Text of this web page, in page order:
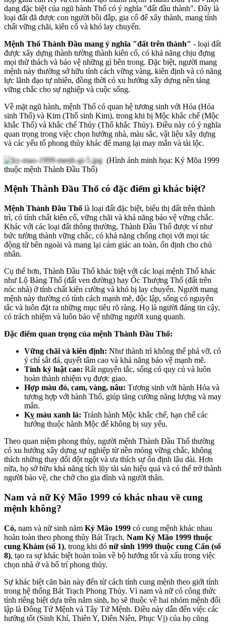
dạng đặc biệt của ngũ hành Thổ có ý nghĩa "đất đầu thành". Đây là
loại đất đã được con người bồi đắp, gia cố để xây thành, mang tính
chất vững chãi, kiên cố và khó lay chuyển.
Mệnh Thổ Thành Đầu mang ý nghĩa "đất trên thành" - loại đất
được xây dựng thành tường thành kiên cố, có khả năng chịu đựng
mọi thử thách và bảo vệ những gì bên trong. Đặc biệt, người mang
mệnh này thường sở hữu tính cách vững vàng, kiên định và có năng
lực lãnh đạo tự nhiên, đồng thời có xu hướng xây dựng nền tảng
vững chắc cho sự nghiệp và cuộc sống.
Về mặt ngũ hành, mệnh Thổ có quan hệ tương sinh với Hỏa (Hỏa
sinh Thổ) và Kim (Thổ sinh Kim), trong khi bị Mộc khắc chế (Mộc
khắc Thổ) và khắc chế Thủy (Thổ khắc Thủy). Điều này có ý nghĩa
quan trọng trong việc chọn hướng nhà, màu sắc, vật liệu xây dựng
và các yếu tố phong thủy khác để mang lại may mắn và tài lộc.
(Hình ảnh minh họa: Kỷ Mõa 1999
thuộc mệnh Thành Đầu Thổ)
Mệnh Thành Đầu Thổ có đặc điểm gì khác biệt?
Mệnh Thành Đầu Thổ là loại đất đặc biệt, biểu thị đất trên thành
trì, có tính chất kiên cố, vững chãi và khả năng bảo vệ vững chắc.
Khác với các loại đất thông thường, Thành Đầu Thổ được ví như
bức tường thành vững chắc, có khả năng chống chọi với mọi tác
động từ bên ngoài và mang lại cảm giác an toàn, ổn định cho chủ
nhân.
Cụ thể hơn, Thành Đầu Thổ khác biệt với các loại mệnh Thổ khác
như Lộ Bàng Thổ (đất ven đường) hay Ốc Thượng Thổ (đất trên
nóc nhà) ở tính chất kiên cường và khó bị lay chuyển. Người mang
mệnh này thường có tính cách mạnh mẽ, độc lập, sống có nguyên
tắc và luôn đặt ra những mục tiêu rõ ràng. Họ là người đáng tin cậy,
có trách nhiệm và luôn bảo vệ những người xung quanh.
Đặc điểm quan trọng của mệnh Thành Đầu Thổ:
Vững chãi và kiên định: Như thành trì không thể phá vỡ, có
ý chí sắt đá, quyết tâm cao và khả năng bảo vệ mạnh mẽ.
Tính kỷ luật cao: Rất nguyên tắc, sống có quy củ và luôn
hoàn thành nhiệm vụ được giao.
Hợp màu đỏ, cam, vàng, nâu: Tương sinh với hành Hỏa và
tương hợp với hành Thổ, giúp tăng cường năng lượng và may
mắn.
Kỵ màu xanh lá: Tránh hành Mộc khắc chế, hạn chế các
hướng thuộc hành Mộc để không bị suy yếu.
Theo quan niệm phong thủy, người mệnh Thành Đầu Thổ thường
có xu hướng xây dựng sự nghiệp từ nền móng vững chắc, không
thích những thay đổi đột ngột và ưa thích sự ổn định lâu dài. Hơn
nữa, họ sở hữu khả năng tích lũy tài sản hiệu quả và có thể trở thành
người bảo vệ, che chở cho gia đình và người thân.
Nam và nữ Kỷ Mão 1999 có khác nhau về cung
mệnh không?
Có, nam và nữ sinh năm Kỷ Mão 1999 có cung mệnh khác nhau
hoàn toàn theo phong thủy Bát Trạch. Nam Kỷ Mão 1999 thuộc
cung Khảm (số 1), trong khi đó nữ sinh 1999 thuộc cung Cấn (số
8), tạo ra sự khác biệt hoàn toàn về bộ hướng tốt và xấu trong việc
chọn nhà ở và bố trí phong thủy.
Sự khác biệt căn bản này đến từ cách tính cung mệnh theo giới tính
trong hệ thống Bát Trạch Phong Thủy. Vì nam và nữ có công thức
tính riêng biệt dựa trên năm sinh, họ sẽ thuộc về hai nhóm mệnh đối
lập là Đông Tứ Mệnh và Tây Tứ Mệnh. Điều này dẫn đến việc các
hướng tốt (Sinh Khí, Thiên Y, Diên Niên, Phục Vị) của họ cũng